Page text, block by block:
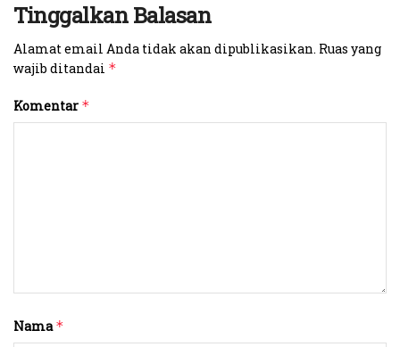
Tinggalkan Balasan
Alamat email Anda tidak akan dipublikasikan. Ruas yang
wajib ditandai *
Komentar *
Nama*